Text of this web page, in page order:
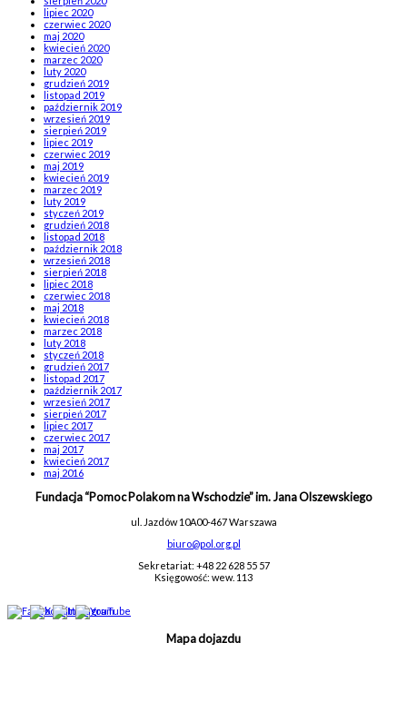
lipiec 2020
czerwiec 2020
maj 2020
kwiecień 2020
marzec 2020
luty 2020
grudzień 2019
listopad 2019
październik 2019
wrzesień 2019
sierpień 2019
lipiec 2019
czerwiec 2019
maj 2019
kwiecień 2019
marzec 2019
luty 2019
styczeń 2019
grudzień 2018
listopad 2018
październik 2018
wrzesień 2018
sierpień 2018
lipiec 2018
czerwiec 2018
maj 2018
kwiecień 2018
marzec 2018
luty 2018
styczeń 2018
grudzień 2017
listopad 2017
październik 2017
wrzesień 2017
sierpień 2017
lipiec 2017
czerwiec 2017
maj 2017
kwiecień 2017
maj 2016
Fundacja “Pomoc Polakom na Wschodzie” im. Jana Olszewskiego
ul. Jazdów 10A00-467 Warszawa
biuro@pol.org.pl
Sekretariat: +48 22 628 55 57
Księgowość: wew. 113
Mapa dojazdu